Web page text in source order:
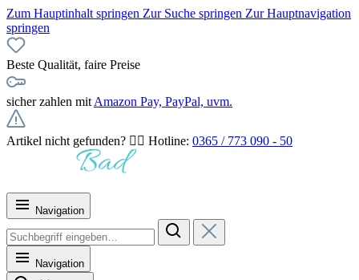
Zum Hauptinhalt springen Zur Suche springen Zur Hauptnavigation
springen
Beste Qualität, faire Preise
sicher zahlen mit Amazon Pay, PayPal, uvm.
Artikel nicht gefunden? 👉🏻 Hotline: 0365 / 773 090 - 50
Navigation
Navigation